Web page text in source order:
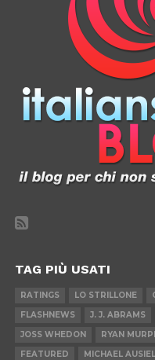
TAG PIÙ USATI
RATINGS LO STRILLONE
FLASHNEWS
J. J. ABRAMS
JOSS WHEDON
RYAN
FEATURED
MICHAEL